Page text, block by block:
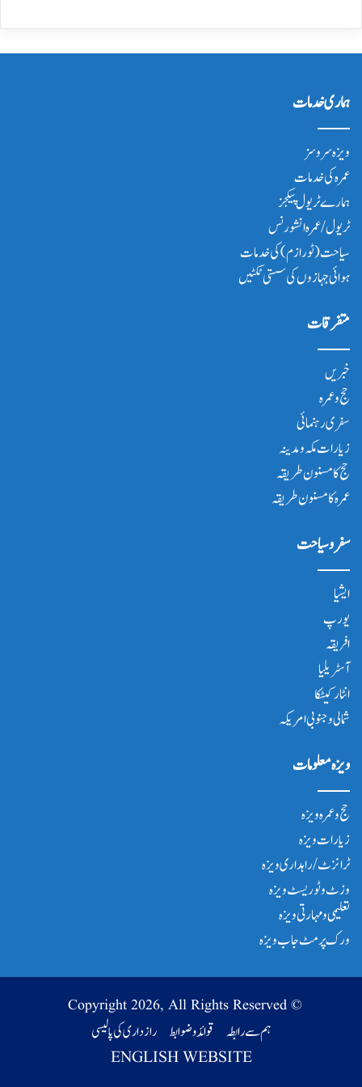
ہماری خدمات
ویزہ سروسز
عمرہ کی خدمات
ہمارے ٹریول پیکجز
ٹریول/عمرہ انشورنس
سیاحت(ٹورازم) کی خدمات
ہوائی جہازوں کی سستی ٹکٹیں
متفرقات
خبریں
حج و عمرہ
سفری رہنمائی
زیارات مکہ و مدینہ
حج کا مسنون طریقہ
عمرہ کا مسنون طریقہ
سفر و سیاحت
ایشیا
یورپ
افریقہ
آسٹریلیا
انٹار کیٹکا
شمالی و جنوبی امریکہ
ویزہ معلومات
حج و عمرہ ویزہ
زیارات ویزہ
ٹرانزٹ/ راہداری ویزہ
وزٹ و ٹوریسٹ ویزہ
تعلیمی و مہارتی ویزہ
ورک پرمٹ جاب ویزہ
© Copyright 2026, All Rights Reserved
ہم سے رابطہ قوائد و ضوابط رازداری کی پالیسی
ENGLISH WEBSITE